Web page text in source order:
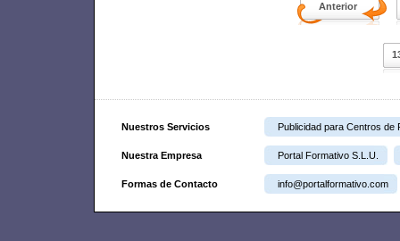
Anterior
Nuestros Servicios Publicidad para Centros de
Nuestra Empresa Portal Formativo S.L.U.
Formas de Contacto info@portalformativo.com